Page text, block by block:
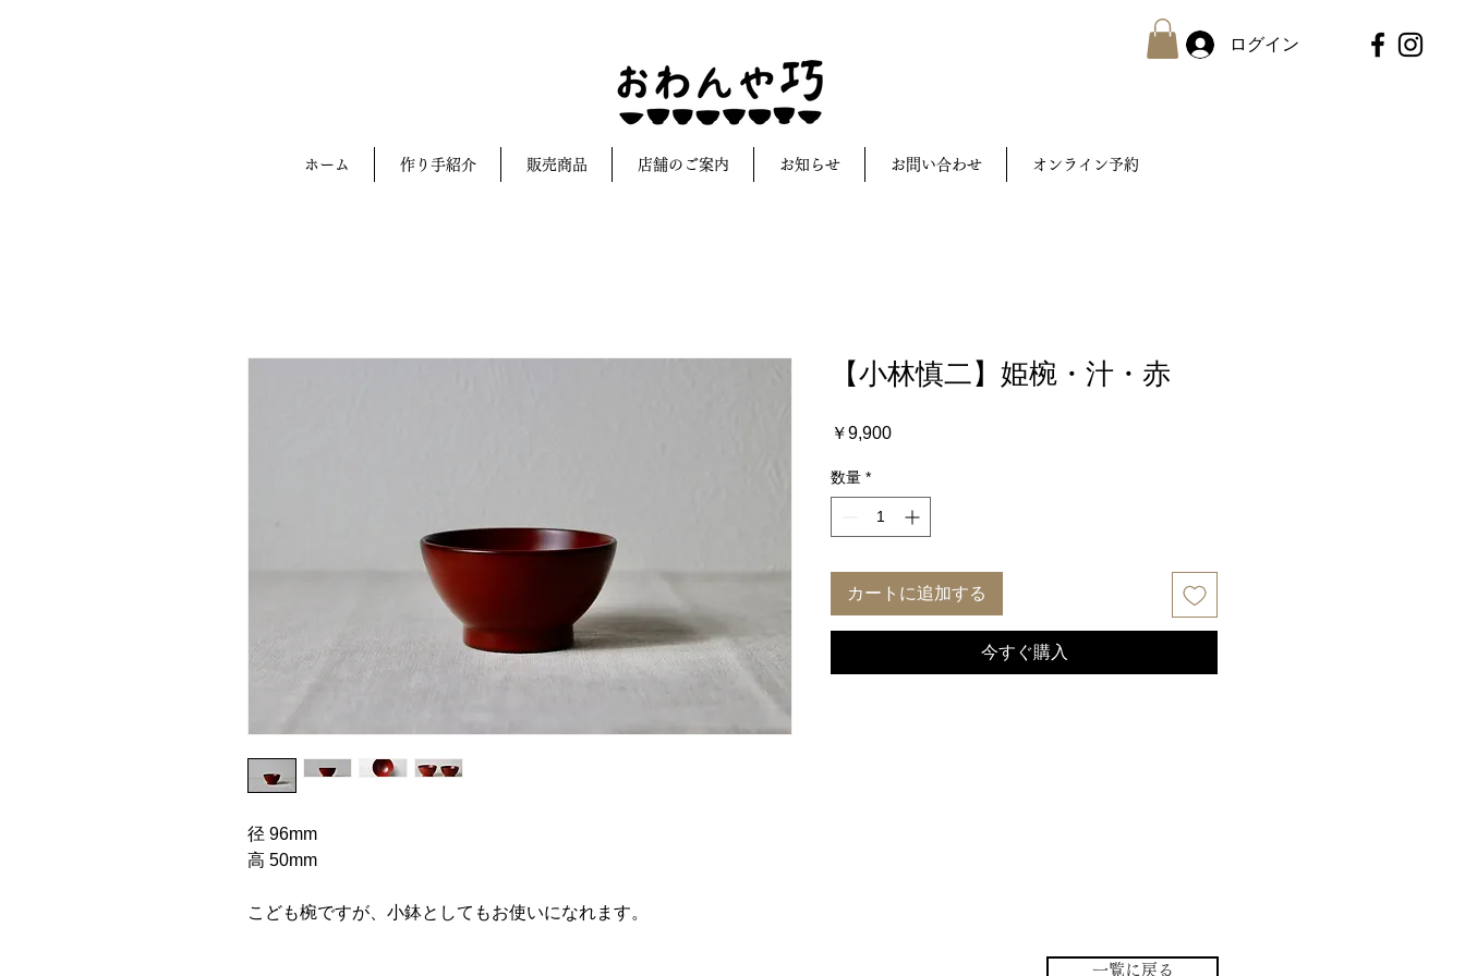
ログイン
ホーム 作り手紹介 販売商品 店舗のご案内 お知らせ お問い合わせ オンライン予約
径 96mm
高 50mm
こども椀ですが、小鉢としてもお使いになれます。
【小林慎二】姫椀・汁・赤
￥9,900価
数量 *
カートに追加する
今すぐ購入
一覧に戻る